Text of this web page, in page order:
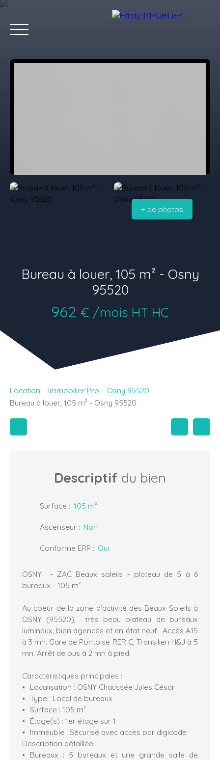
+ de photos
Bureau à louer, 105 m² - Osny
95520
962 € /mois HT HC
Location Immobilier Pro
Osny 95520
Bureau à louer, 105 m² - Osny 95520
Descriptif du bien
Surface : 105 m²
Ascenseur : Non
Conforme ERP : Oui
OSNY - ZAC Beaux soleils - plateau de 5 à 6
bureaux - 105 m²
Au coeur de la zone d'activité des Beaux Soleils à
OSNY (95520), très beau plateau de bureaux
lumineux, bien agencés et en état neuf. Accès A15
à 3 mn. Gare de Pontoise RER C, Transilien H&J à 5
mn. Arrêt de bus à 2 mn à pied.
Caractéristiques principales :
Localisation : OSNY Chaussée Jules César
Type : Local de bureaux
Surface : 105 m²
Étage(s) : 1er étage sur 1
Immeuble : Sécurisé avec accès par digicode
Description détaillée :
Bureaux : 5 bureaux et une grande salle de